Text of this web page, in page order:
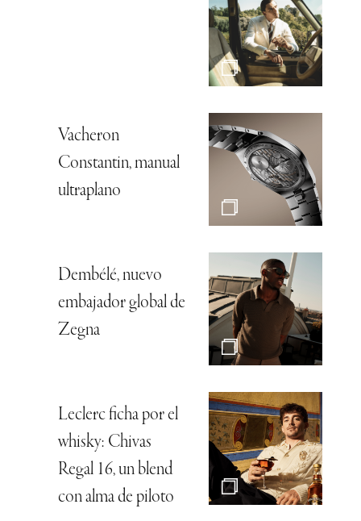
Vacheron
Constantin, manual
ultraplano
Dembélé, nuevo
embajador global de
Zegna
Leclerc ficha por el
whisky: Chivas
Regal 16, un blend
con alma de piloto